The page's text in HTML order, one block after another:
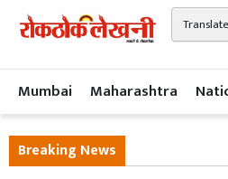
Translate
Mumbai Maharashtra
Breaking News